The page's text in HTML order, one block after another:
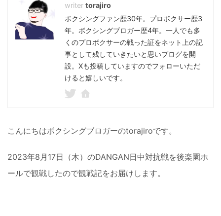
torajiro
ボクシングファン歴30年。プロボクサー歴3
年。ボクシングブロガー歴4年。一人でも多
くのプロボクサーの戦った証をネット上の記
事として残していきたいと思いブログを開
設。Xも投稿していますのでフォローいただ
けると嬉しいです。
こんにちはボクシングブロガーのtorajiroです。
2023年8月17日（木）のDANGAN日中対抗戦を後楽園ホ
ールで観戦したので観戦記をお届けします。